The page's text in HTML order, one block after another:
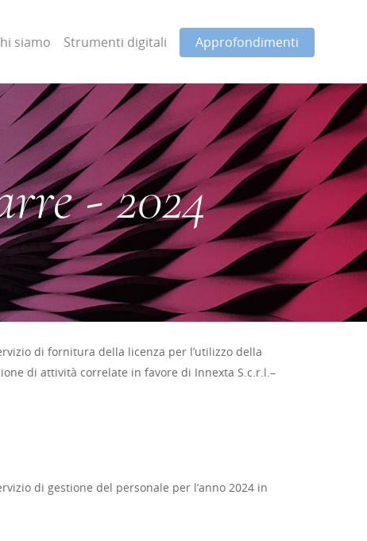
siamo Strumenti digitali Approfondimenti
- 2024
di fornitura della licenza per l’utilizzo della
di attività correlate in favore di Innexta S.c.r.l.–
di gestione del personale per l’anno 2024 in